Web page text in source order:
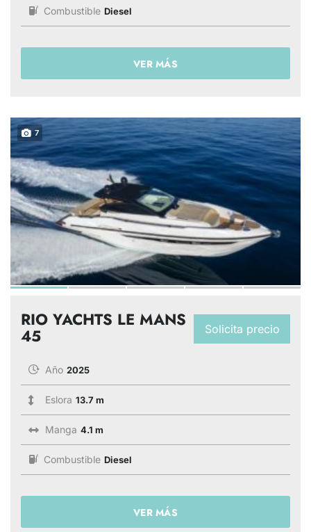
Combustible Diesel
VER MÁS
7
Solicita precio
RIO YACHTS LE MANS
45
Año 2025
Eslora 13.7 m
Manga 4.1 m
Combustible Diesel
VER MÁS